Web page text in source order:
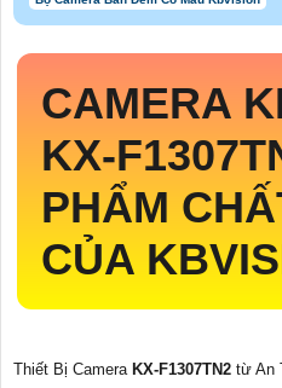
CAMERA
KX-
PHẨM
CỦA
Thiết Bị Camera KX-F1307TN2 từ An